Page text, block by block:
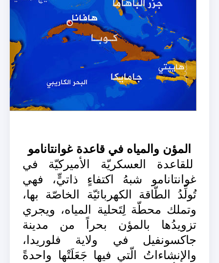
المؤن والمياه في قاعدة غوانتانامو
للقاعدة العسكريّة الأميركيّة في
غوانتانامو شبهُ اكتفاءٍ ذاتيٍّ، فهي
تُولِّدُ الطّاقة الكهربائيّة الخاصّة بها،
وتملك محطّة لِتَحلية المياه، ويجري
تزويدُها بالمؤن بحراً من مدينة
جاكسونفيل في ولاية فلوريدا،
والإنشاءاتُ الّتي فيها جَعَلَتْها واحدةً